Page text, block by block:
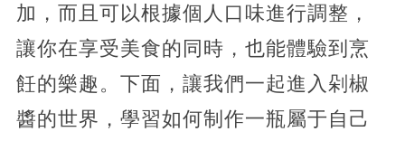
加，而且可以根據個人口味進行調整，
讓你在享受美食的同時，也能體驗到烹
飪的樂趣。下面，讓我們一起進入剁椒
醬的世界，學習如何制作一瓶屬于自己